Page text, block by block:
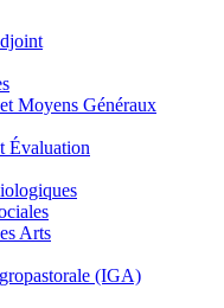
Moyens Généraux
Évaluation
Arts
(IGA)